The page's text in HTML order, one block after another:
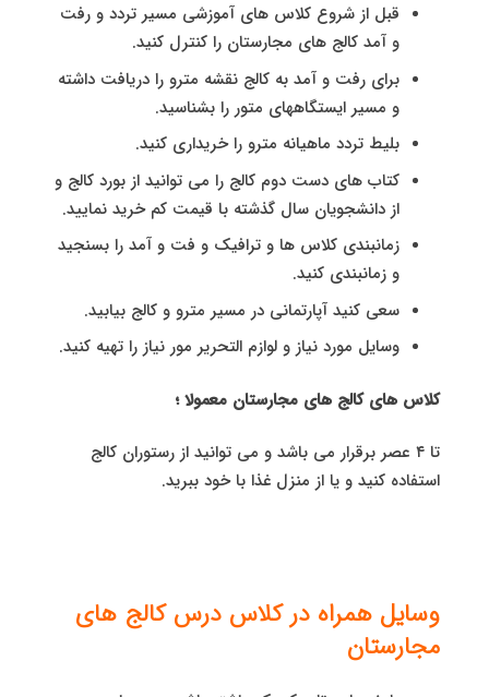
قبل از شروع کلاس های آموزشی مسیر تردد و رفت
و آمد کالج های مجارستان را کنترل کنید.
برای رفت و آمد به کالج نقشه مترو را دریافت داشته
و مسیر ایستگاههای متور را بشناسید.
بلیط تردد ماهیانه مترو را خریداری کنید.
کتاب های دست دوم کالج را می توانید از بورد کالج و
از دانشجویان سال گذشته با قیمت کم خرید نمایید.
زمانبندی کلاس ها و ترافیک و فت و آمد را بسنجید
و زمانبندی کنید.
سعی کنید آپارتمانی در مسیر مترو و کالج بیابید.
وسایل مورد نیاز و لوازم التحریر مور نیاز را تهیه کنید.
کلاس های کالج های مجارستان معمولا ؛
تا ۴ عصر برقرار می باشد و می توانید از رستوران کالج
استفاده کنید و یا از منزل غذا با خود ببرید.
وسایل همراه در کلاس درس کالج های
مجارستان